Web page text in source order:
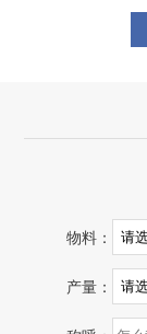
物料：
产量：